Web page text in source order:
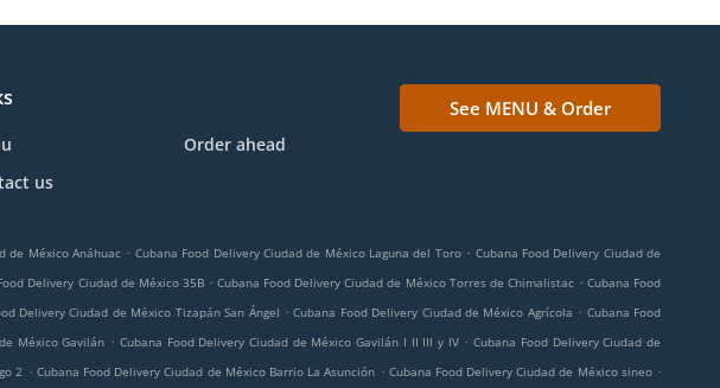
Order ahead
us
See MENU & Order
de México Anáhuac . Cubana Food Delivery Ciudad de México Laguna del Toro . Cubana Food Delivery Ciudad de
Delivery Ciudad de México 35B . Cubana Food Delivery Ciudad de México Torres de Chimalistac . Cubana Food
Delivery Ciudad de México Tizapán San Ángel . Cubana Food Delivery Ciudad de México Agrícola . Cubana Food
México Gavilán . Cubana Food Delivery Ciudad de México Gavilán I II III y IV . Cubana Food Delivery Ciudad de
2 . Cubana Food Delivery Ciudad de México Barrio La Asunción . Cubana Food Delivery Ciudad de México sineo .